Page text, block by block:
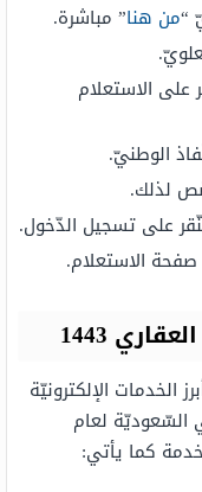
“من هنا” مباشرة.
على الاستعلام
الوطنيّ.
لذلك.
على تسجيل الدّخول.
صفحة الاستعلام.
1443
الخدمات الإلكترونيّة
السّعوديّة لعام